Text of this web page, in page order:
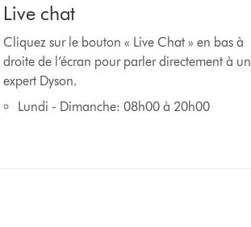
Live chat
Cliquez sur le bouton « Live Chat » en bas à
droite de l’écran pour parler directement à un
expert Dyson.
Lundi - Dimanche: 08h00 à 20h00